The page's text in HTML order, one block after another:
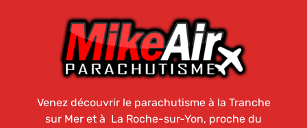
Venez découvrir le parachutisme à la Tranche
sur Mer et à La Roche-sur-Yon, proche du